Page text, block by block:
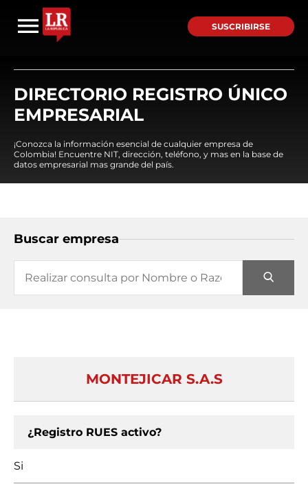
SUSCRIBIRSE
DIRECTORIO REGISTRO ÚNICO
EMPRESARIAL
¡Conozca la información esencial de cualquier empresa de
Colombia! Encuentre NIT, dirección, teléfono, y mas en la base de
datos empresarial mas grande del país.
Buscar empresa
MONTEJICAR S.A.S
¿Registro RUES activo?
Si